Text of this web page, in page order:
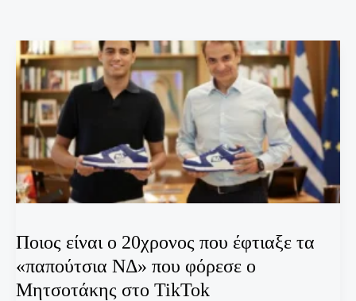
Ποιος είναι ο 20χρονος που έφτιαξε τα
«παπούτσια ΝΔ» που φόρεσε ο
Μητσοτάκης στο TikTok